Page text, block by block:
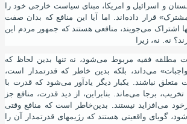
و اسرائیل و امریکا، مبنای سیاست خارجی خود را
قرار داده‌اند. اما آیا این منافع که بدان صفت
اشتراک میجویند، منافعی هستند که جمهور مردم این
نه. نه، زیرا
مطلقه فقیه مربوط می‌شود، نه تنها بدین‌ لحاظ ‌که
می‌داند، بلکه بدین‌ خاطر که قدرتمدار است،
متعلق نباشند. یکبار دیگر یادآور می‌شود که قدرت با
برجا می‌ماند. بنابراین، از دید قدرت، منافع جز
می‌افزاید نیستند. بدین‌خاطر است که منافع وقتی
گویای واقعیتی هستند که رﮊیمهای قدرتمدار آن را